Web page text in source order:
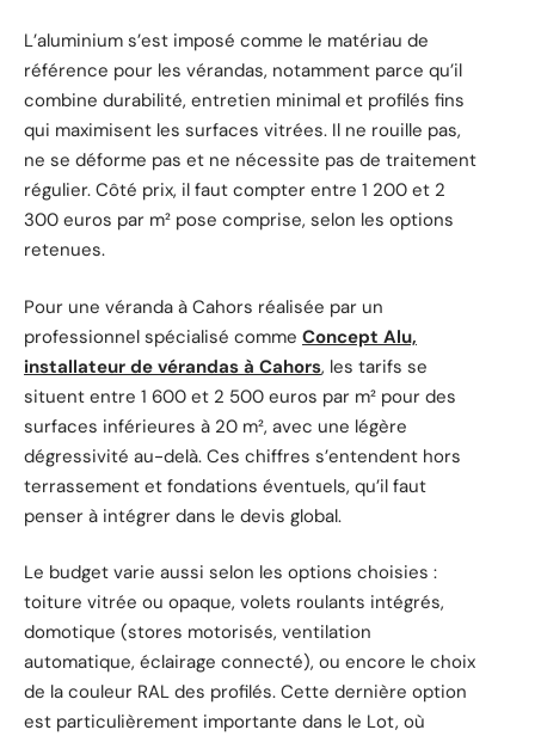
L’aluminium s’est imposé comme le matériau de
référence pour les vérandas, notamment parce qu’il
combine durabilité, entretien minimal et profilés fins
qui maximisent les surfaces vitrées. Il ne rouille pas,
ne se déforme pas et ne nécessite pas de traitement
régulier. Côté prix, il faut compter entre 1 200 et 2
300 euros par m² pose comprise, selon les options
retenues.
Pour une véranda à Cahors réalisée par un
professionnel spécialisé comme Concept Alu,
installateur de vérandas à Cahors, les tarifs se
situent entre 1 600 et 2 500 euros par m² pour des
surfaces inférieures à 20 m², avec une légère
dégressivité au-delà. Ces chiffres s’entendent hors
terrassement et fondations éventuels, qu’il faut
penser à intégrer dans le devis global.
Le budget varie aussi selon les options choisies :
toiture vitrée ou opaque, volets roulants intégrés,
domotique (stores motorisés, ventilation
automatique, éclairage connecté), ou encore le choix
de la couleur RAL des profilés. Cette dernière option
est particulièrement importante dans le Lot, où